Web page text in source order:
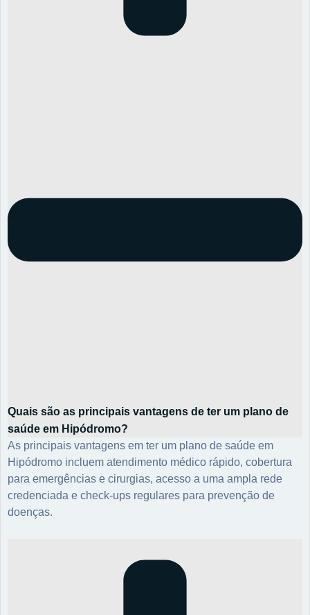
Quais são as principais vantagens de ter um plano de
saúde em Hipódromo?
As principais vantagens em ter um plano de saúde em
Hipódromo incluem atendimento médico rápido, cobertura
para emergências e cirurgias, acesso a uma ampla rede
credenciada e check-ups regulares para prevenção de
doenças.